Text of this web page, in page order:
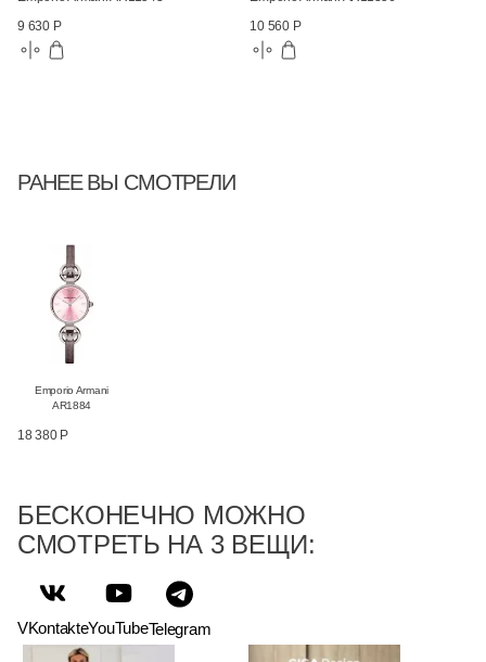
9 630 Р
10 560 Р
РАНЕЕ ВЫ СМОТРЕЛИ
Emporio Armani
AR1884
18 380 Р
БЕСКОНЕЧНО МОЖНО
СМОТРЕТЬ НА 3 ВЕЩИ:
VKontakteYouTubeTelegram